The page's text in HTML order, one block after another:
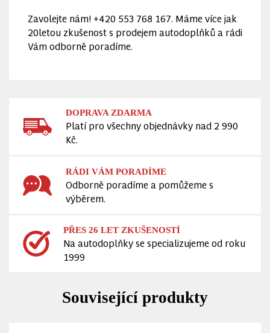
Zavolejte nám! +420 553 768 167. Máme více jak
20letou zkušenost s prodejem autodoplňků a rádi
Vám odborně poradíme.
DOPRAVA ZDARMA
Platí pro všechny objednávky nad 2 990
Kč.
RÁDI VÁM PORADÍME
Odborně poradíme a pomůžeme s
výběrem.
PŘES 26 LET ZKUŠENOSTÍ
Na autodoplňky se specializujeme od roku
1999
Související produkty